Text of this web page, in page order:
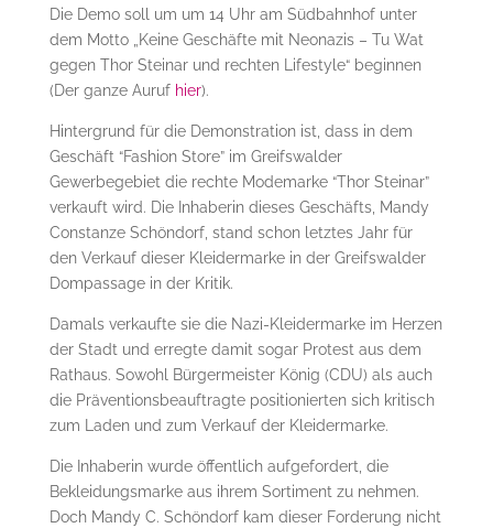
Die Demo soll um um 14 Uhr am Südbahnhof unter
dem Motto „Keine Geschäfte mit Neonazis – Tu Wat
gegen Thor Steinar und rechten Lifestyle“ beginnen
(Der ganze Auruf hier).
Hintergrund für die Demonstration ist, dass in dem
Geschäft “Fashion Store” im Greifswalder
Gewerbegebiet die rechte Modemarke “Thor Steinar”
verkauft wird. Die Inhaberin dieses Geschäfts, Mandy
Constanze Schöndorf, stand schon letztes Jahr für
den Verkauf dieser Kleidermarke in der Greifswalder
Dompassage in der Kritik.
Damals verkaufte sie die Nazi-Kleidermarke im Herzen
der Stadt und erregte damit sogar Protest aus dem
Rathaus. Sowohl Bürgermeister König (CDU) als auch
die Präventionsbeauftragte positionierten sich kritisch
zum Laden und zum Verkauf der Kleidermarke.
Die Inhaberin wurde öffentlich aufgefordert, die
Bekleidungsmarke aus ihrem Sortiment zu nehmen.
Doch Mandy C. Schöndorf kam dieser Forderung nicht